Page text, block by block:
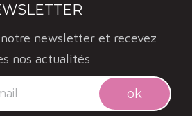
newsletter et recevez
nos actualités